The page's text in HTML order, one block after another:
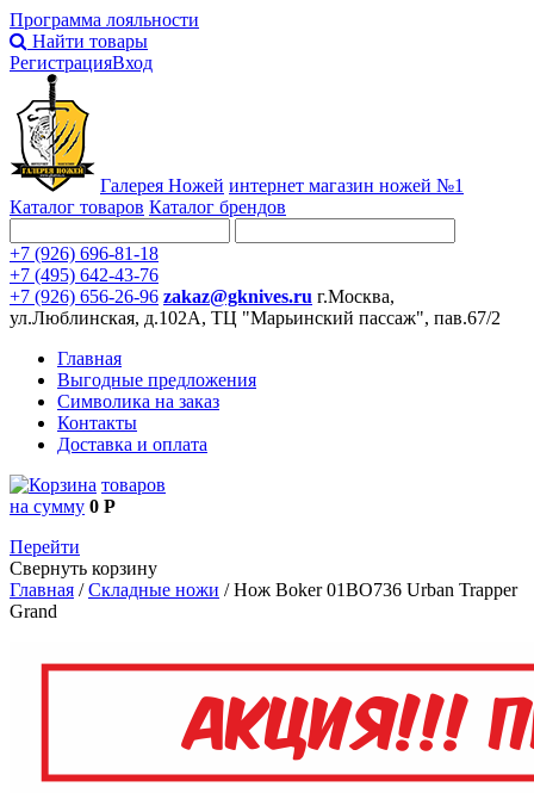
Программа лояльности
Найти товары
РегистрацияВход
Галерея Ножей интернет магазин ножей №1
Каталог товаров Каталог брендов
+7 (926) 696-81-18
+7 (495) 642-43-76
+7 (926) 656-26-96 zakaz@gknives.ru г.Москва,
ул.Люблинская, д.102А, ТЦ "Марьинский пассаж", пав.67/2
Главная
Выгодные предложения
Символика на заказ
Контакты
Доставка и оплата
товаров
на сумму 0 Р
Перейти
Свернуть корзину
Главная /Складные ножи /Нож Boker 01BO736 Urban Trapper
Grand